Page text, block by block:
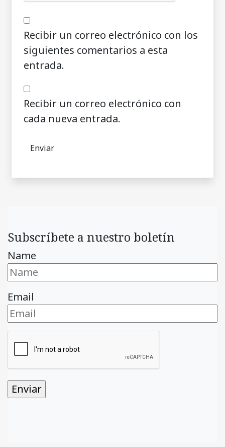
Recibir un correo electrónico con los
siguientes comentarios a esta
entrada.
Recibir un correo electrónico con
cada nueva entrada.
Subscríbete a nuestro boletín
Name
Email